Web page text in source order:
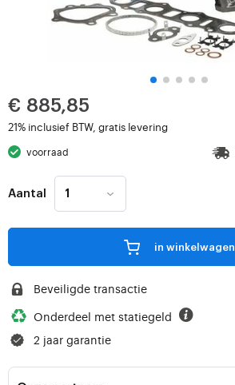
€ 885,85
21% inclusief BTW, gratis levering
voorraad
Aantal
in winkelwagen
Beveiligde transactie
Onderdeel met statiegeld
2 jaar garantie